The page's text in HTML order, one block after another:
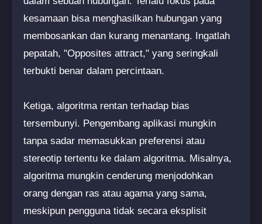
kesamaan bisa menghasilkan hubungan yang
membosankan dan kurang menantang. Ingatlah
pepatah, "Opposites attract," yang seringkali
terbukti benar dalam percintaan.
Ketiga, algoritma rentan terhadap bias
tersembunyi. Pengembang aplikasi mungkin
tanpa sadar memasukkan preferensi atau
stereotip tertentu ke dalam algoritma. Misalnya,
algoritma mungkin cenderung menjodohkan
orang dengan ras atau agama yang sama,
meskipun pengguna tidak secara eksplisit